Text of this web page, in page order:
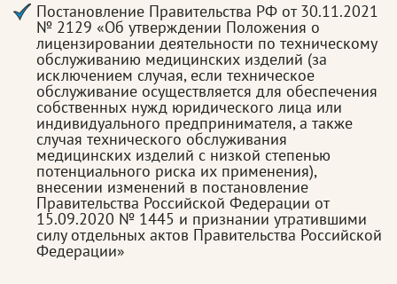
Постановление Правительства РФ от 30.11.2021
№ 2129 «Об утверждении Положения о
лицензировании деятельности по техническому
обслуживанию медицинских изделий (за
исключением случая, если техническое
обслуживание осуществляется для обеспечения
собственных нужд юридического лица или
индивидуального предпринимателя, а также
случая технического обслуживания
медицинских изделий с низкой степенью
потенциального риска их применения),
внесении изменений в постановление
Правительства Российской Федерации от
15.09.2020 № 1445 и признании утратившими
силу отдельных актов Правительства Российской
Федерации»